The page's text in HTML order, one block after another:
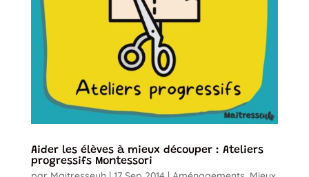
Aider les élèves à mieux découper : Ateliers
progressifs Montessori